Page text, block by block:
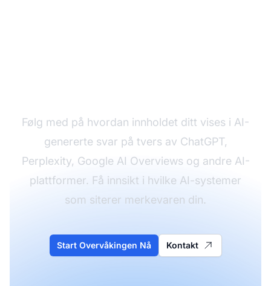
Følg med på hvordan innholdet ditt vises i AI-
genererte svar på tvers av ChatGPT,
Perplexity, Google AI Overviews og andre AI-
plattformer. Få innsikt i hvilke AI-systemer
som siterer merkevaren din.
Start Overvåkingen Nå Kontakt